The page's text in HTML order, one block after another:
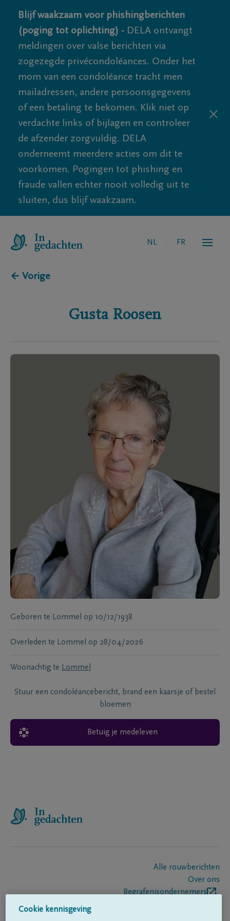
Blijf waakzaam voor phishingberichten
(poging tot oplichting) - DELA ontvangt
meldingen over valse berichten via
zogezegde privécondoléances. Onder het
mom van een condoléance tracht men
mailadressen, andere persoonsgegevens
of een betaling te bekomen. Klik niet op
verdachte links of bijlagen en controleer
de afzender zorgvuldig. DELA
onderneemt meerdere acties om dit te
voorkomen. Pogingen tot phishing en
fraude vallen echter nooit volledig uit te
sluiten, dus blijf waakzaam.
NL FR
← Vorige
Gusta Roosen
Geboren te Lommel op 10/12/1938
Overleden te Lommel op 28/04/2026
Woonachtig te Lommel
Stuur een condoléancebericht, brand een kaarsje of bestel
bloemen
Betuig je medeleven
Alle rouwberichten
Over ons
Begrafenisondernemers
Cookie kennisgeving